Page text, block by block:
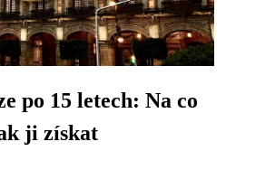
po 15 letech: Na co
ji získat